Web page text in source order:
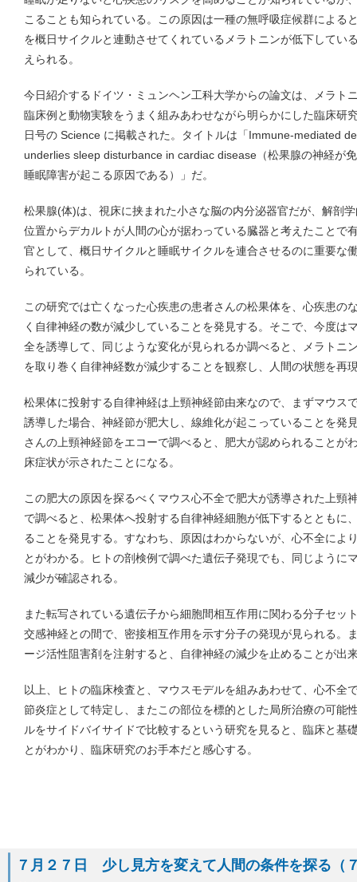
こることも知られている。この原因は一種の無呼吸症候群による
を概日サイクルと連動させてくれているメラトニンが低下してい
えられる。
今日紹介するドイツ・ミュンヘン工科大学からの論文は、メラト
臨床例と動物実験をうまく組みあわせながら明らかにした臨床研
日号の Science に掲載された。タイトルは「Immune-mediated
underlies sleep disturbance in cardiac disease（松果腺の神経が
睡眠障害が起こる原因である）」だ。
松果腺(体)は、視床に挟まれた小さな脳の内分泌器官だが、解剖
位置からデカルトが人間の心が据わっている臓器と考えたことで
官として、概日サイクルと睡眠サイクルを連合させるのに重要な
られている。
この研究では亡くなった心疾患の患者さんの松果体を、心疾患の
く自律神経の数が減少していることを発見する。そこで、今度は
全を誘導して、同じような変化が見られるか調べると、メラトニ
を取り巻く自律神経数が減少することを観察し、人間の状態を再
松果体に投射する自律神経は上頸神経節由来なので、まずマウス
誘導した場合、神経節が肥大し、線維化が起こっていることを発
さんの上頸神経節をエコーで調べると、肥大が認められることが
床症状が示されたことになる。
この肥大の原因を探るべくマウス心不全で肥大が誘導された上頸
で調べると、松果体へ投射する自律神経細胞が低下するとともに
ることを発見する。すなわち、原因はわからないが、心不全によ
とがわかる。ヒトの剖検例で調べた遺伝子発現でも、同じように
減少が確認される。
また転写されている遺伝子から細胞間相互作用に関わる分子セッ
交感神経との間で、密接相互作用を示す分子の発現が見られる。
ージ活性阻害剤を注射すると、自律神経の減少を止めることが出
以上、ヒトの臨床検査と、マウスモデルを組みあわせて、心不全
節炎症として特定し、またこの部位を標的とした局所治療の可能
ルをサイドバイサイドで比較するという研究を見ると、臨床と基
とがわかり、臨床研究のお手本だと感心する。
７月２７日 少し見方を変えて人間の条件を探る（